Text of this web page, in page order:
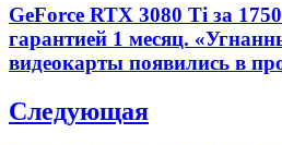
записям
Previous
GeForce RTX 3080 Ti за
гарантией 1 месяц.
видеокарты появились в
Следующая